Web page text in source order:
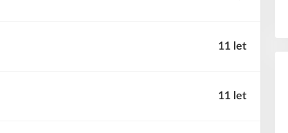
11 let
11 let